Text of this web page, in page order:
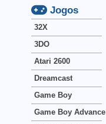
Jogos
32X
3DO
Atari 2600
Dreamcast
Game Boy
Game Boy Advance